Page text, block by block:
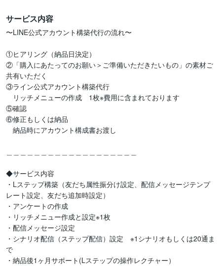
サービス内容
〜LINE公式アカウント構築代行の流れ〜
①ヒアリング（納品日決定）
②「購入にあたってのお願い＞ご準備いただきたいもの」の素材ご
共有いただく
③ライン公式アカウント構築代行
リッチメニューの作成　1枚※費用に含まれております
⑤確認
⑥修正もしくは納品
納品時にアカウント構成書お渡し
◆サービス内容
・Lステップ構築（友だち属性振分け設定、配信メッセージテンプ
レート設定、友だち追加時設定）
・アンケートの作成
・リッチメニュー作成と設定※1枚
・配信メッセージ設定
・シナリオ配信（ステップ配信）設定　※1シナリオもしくは20通ま
で
・納品後1ヶ月サポート(Lステップの操作レクチャー）